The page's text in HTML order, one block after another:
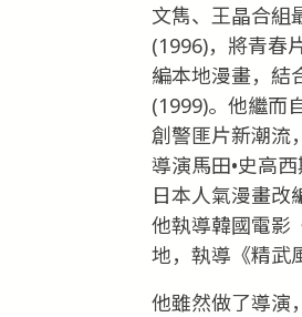
文雋、王晶合組
(1996)，將青春
編本地漫畫，結
(1999)。他繼而
創警匪片新潮流
導演馬田•史高
日本人氣漫畫改
他執導韓國電影
地，執導《精武
他雖然做了導演